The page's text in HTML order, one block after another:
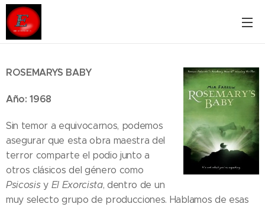
ROSEMARY´S BABY
Año: 1968
Sin temor a equivocarnos, podemos
asegurar que esta obra maestra del
terror comparte el podio junto a
otros clásicos del género como
Psicosisy El Exorcista, dentro de un
muy selecto grupo de producciones. Hablamos de esas